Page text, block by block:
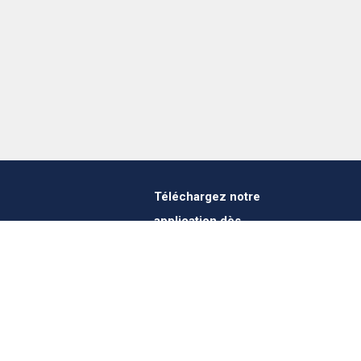
Téléchargez notre
application dès